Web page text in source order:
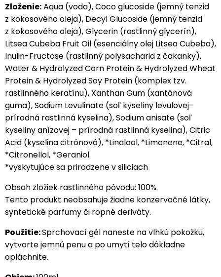
Zloženie:Aqua (voda), Coco glucoside (jemný tenzid
z kokosového oleja), Decyl Glucoside (jemný tenzid
z kokosového oleja), Glycerin (rastlinný glycerín),
Litsea Cubeba Fruit Oil (esenciálny olej Litsea Cubeba),
Inulin-Fructose (rastlinný polysacharid z čakanky),
Water & Hydrolyzed Corn Protein & Hydrolyzed Wheat
Protein & Hydrolyzed Soy Protein (komplex tzv.
rastlinného keratínu), Xanthan Gum (xantánová
guma), Sodium Levulinate (soľ kyseliny levulovej–
prírodná rastlinná kyselina), Sodium anisate (soľ
kyseliny anízovej – prírodná rastlinná kyselina), Citric
Acid (kyselina citrónová), *Linalool, *Limonene, *Citral,
*Citronellol, *Geraniol
*vyskytujúce sa prirodzene v siliciach
Obsah zložiek rastlinného pôvodu: 100%.
Tento produkt neobsahuje žiadne konzervačné látky,
syntetické parfumy či ropné deriváty.
Použitie:Sprchovací gél naneste na vlhkú pokožku,
vytvorte jemnú penu a po umytí telo dôkladne
opláchnite.